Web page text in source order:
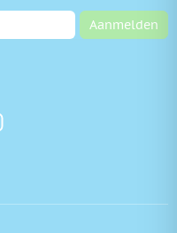
Aanmelden